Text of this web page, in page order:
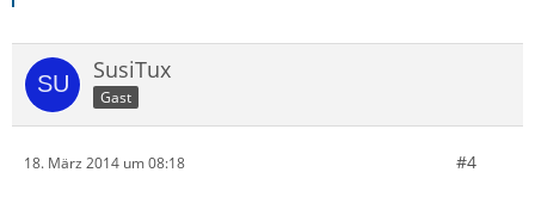
SusiTux
Gast
18. März 2014 um 08:18 #4